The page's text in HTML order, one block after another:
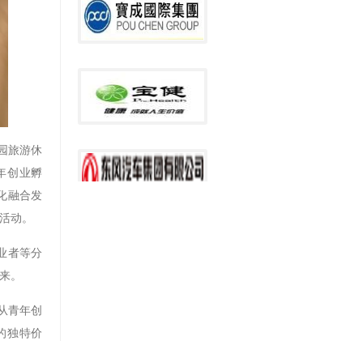
旅游休
创业孵
融合发
动。
者等分
。
青年创
独特价